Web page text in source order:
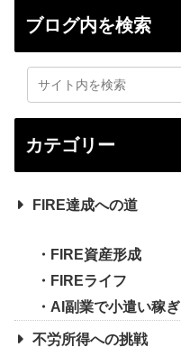
ブログ内を検索
カテゴリー
FIRE達成への道
FIRE資産形成
FIREライフ
AI副業で小遣い稼ぎ
不労所得への挑戦